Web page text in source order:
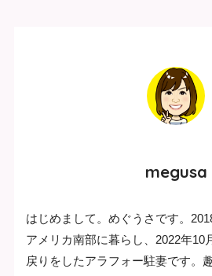
megusa
はじめまして。めぐうさです。
アメリカ南部に暮らし、2022年10
戻りをしたアラフォー駐妻です。